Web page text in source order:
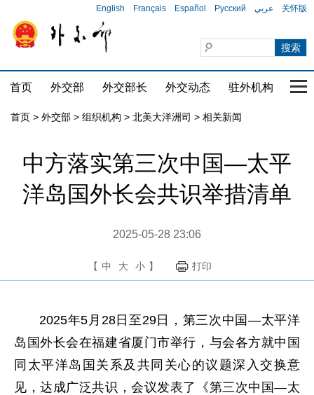
English Français Español Русский عربي 关怀版
首页 外交部 外交部长 外交动态 驻外机构 国
首页 > 外交部 > 组织机构 > 北美大洋洲司 > 相关新闻
中方落实第三次中国—太平
洋岛国外长会共识举措清单
2025-05-28 23:06
【 中 大 小 】 打印
2025年5月28日至29日，第三次中国—太平洋
岛国外长会在福建省厦门市举行，与会各方就中国
同太平洋岛国关系及共同关心的议题深入交换意
见，达成广泛共识，会议发表了《第三次中国—太